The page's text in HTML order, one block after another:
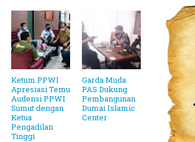
Ketum PPWI
Apresiasi Temu
Audensi PPWI
Sumut dengan
Ketua
Pengadilan
Tinggi
Garda Muda
PAS Dukung
Pembangunan
Dumai Islamic
Center